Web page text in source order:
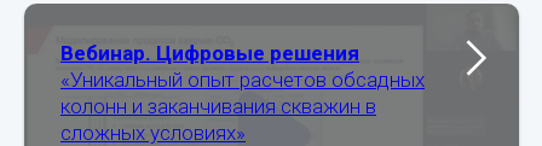
Вебинар. Цифровые решения
«Уникальный опыт расчетов обсадных
колонн и заканчивания скважин в
сложных условиях»